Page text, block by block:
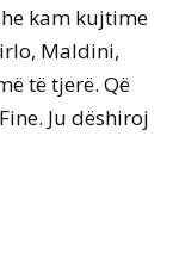
kam kujtime
Maldini,
të tjerë. Që
Ju dëshiroj